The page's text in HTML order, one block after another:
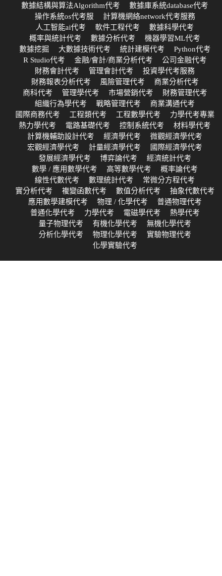
數據結構與算法Algorithm代考
數據庫系統database代考
操作系統os代考服
計算機網絡network代考服務
人工智能ai代考
軟件工程代考
數據科學代考
概率與統計代考
數據分析代考
機器學習ML代考
數據挖掘
大數據技術代考 統計建模代考
Python代考
R Studio代考
金融/會計/商業分析代考
公司金融代考
財務會計代考
管理會計代考
投資學代考服務
財務報表分析代考
風險管理代考
商業分析代考
商科代考
管理學代考 市場營銷代考
財務管理代考
組織行為學代考
戰略管理代考
商業溝通代考
國際商務代考
工程類代考 工程數學代考
力學代考專業
熱力學代考
電路基礎代考 控制系統代考
材料學代考
計算機輔助設計代考
經濟學代考
微觀經濟學代考
宏觀經濟學代考
計量經濟學代考
國際經濟學代考
發展經濟學代考
博弈論代考
經濟統計代考
數學 / 應用數學代考
高等數學代考
概率論代考
線性代數代考
數理統計代考
常微分方程代考
實分析代考
複變函數代考 數值分析代考
抽象代數代考
應用數學建模代考
物理 / 化學代考
普通物理代考
普通化學代考
力學代考 電磁學代考
熱學代考
量子物理代考
有機化學代考
無機化學代考
分析化學代考
物理化學代考
實驗物理代考
化學實驗代考